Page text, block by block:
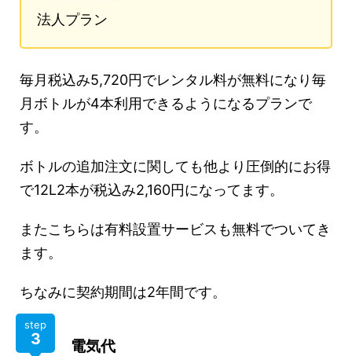
法人プラン
毎月税込み5,720円でレンタル料が無料になり毎
月ボトルが4本利用できるようになるプランで
す。
ボトルの追加注文に関しても他より圧倒的にお得
で12L2本が税込み2,160円になってます。
またこちらは有料設置サービスも無料でついてき
ます。
ちなみに契約期間は2年間です。
step
3 電気代